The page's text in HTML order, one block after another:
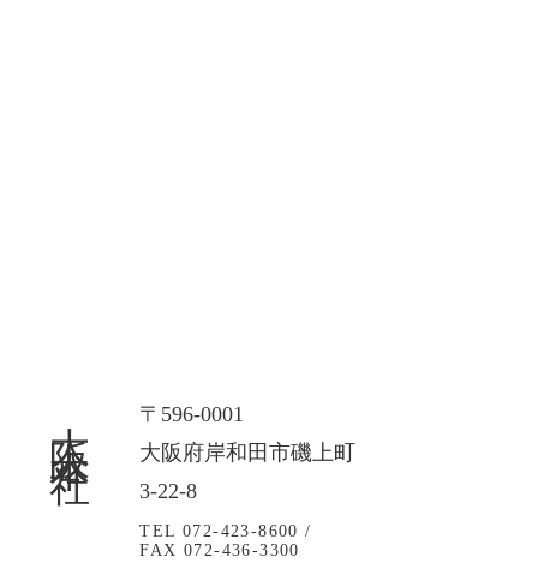
大阪本社
〒596-0001
大阪府岸和田市磯上町
3-22-8
TEL 072-423-8600 /
FAX 072-436-3300